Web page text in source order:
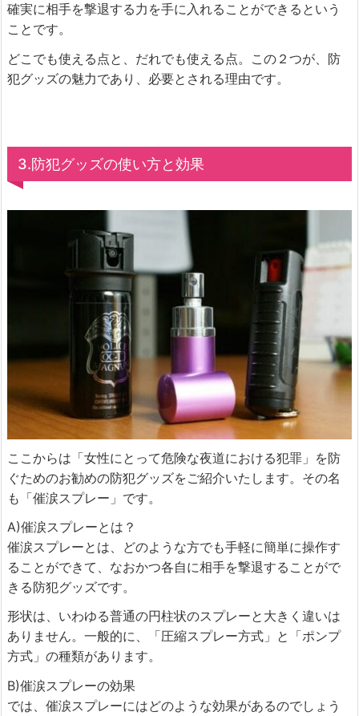
確実に相手を撃退する力を手に入れることができるという
ことです。
どこでも使える点と、だれでも使える点。この２つが、防
犯グッズの魅力であり、必要とされる理由です。
3.防犯グッズの使い方と効果
ここからは「女性にとって危険な夜道における犯罪」を防
ぐためのお勧めの防犯グッズをご紹介いたします。その名
も「催涙スプレー」です。
A)催涙スプレーとは？
催涙スプレーとは、どのような方でも手軽に簡単に操作す
ることができて、なおかつ各自に相手を撃退することがで
きる防犯グッズです。
形状は、いわゆる普通の円柱状のスプレーと大きく違いは
ありません。一般的に、「圧縮スプレー方式」と「ポンプ
方式」の種類があります。
B)催涙スプレーの効果
では、催涙スプレーにはどのような効果があるのでしょう